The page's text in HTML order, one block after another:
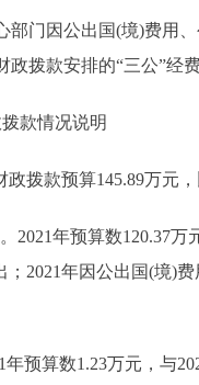
因公出国(境)费用、
政拨款安排的“三公”经
款情况说明
拨款预算145.89万元，
年预算数120.37万
；2021年因公出国(境)
算数1.23万元，与